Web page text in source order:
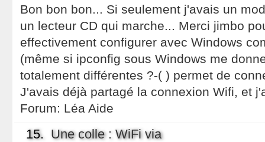
Bon bon bon... Si seulement j'avais un
un lecteur CD qui marche... Merci jimbo
effectivement configurer avec Windows
(même si ipconfig sous Windows me
totalement différentes ?-( ) permet de
J'avais déjà partagé la connexion Wifi, et
Forum: Léa Aide
15. Une colle : WiFi via